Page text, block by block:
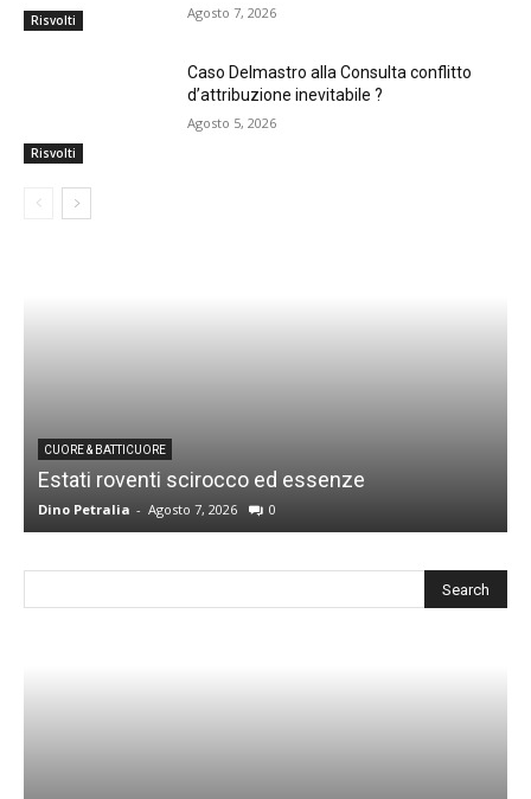
Risvolti Agosto 7, 2026
Risvolti
Caso Delmastro alla Consulta conflitto
d’attribuzione inevitabile ?
Agosto 5, 2026
CUORE & BATTICUORE
Estati roventi scirocco ed essenze
Dino Petralia - Agosto 7, 2026 0